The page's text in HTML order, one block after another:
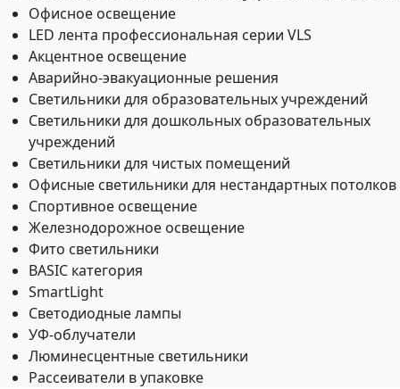
Офисное освещение
LED лента профессиональная серии VLS
Акцентное освещение
Аварийно-эвакуационные решения
Светильники для образовательных учреждений
Светильники для дошкольных образовательных
учреждений
Светильники для чистых помещений
Офисные светильники для нестандартных потолков
Спортивное освещение
Железнодорожное освещение
Фито светильники
BASIC категория
SmartLight
Светодиодные лампы
УФ-облучатели
Люминесцентные светильники
Рассеиватели в упаковке